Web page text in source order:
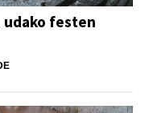
festen